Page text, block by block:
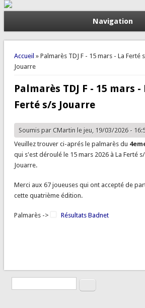
Navigation
Vous êtes ici
Accueil » Palmarès TDJ F - 15 mars - La Ferté
Jouarre
Palmarès TDJ F - 15 mars -
Ferté s/s Jouarre
Soumis par CMartinle jeu, 19/03/2026 -
Veuillez trouver ci-aprés le palmarès du
qui s'est déroulé le 15 mars 2026 à La Ferté
Jouarre.
Merci aux 67 joueuses qui ont accepté de
cette quatrième édition.
Palmarès -> Résultats Badnet
Formulaire deRechercher